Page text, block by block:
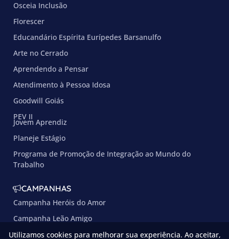
Osceia Inclusão
Florescer
Educandário Espírita Eurípedes Barsanulfo
Arte no Cerrado
Aprendendo a Pensar
Atendimento à Pessoa Idosa
Goodwill Goiás
PEV II
Jovem Aprendiz
Planeje Estágio
Programa de Promoção de Integração ao Mundo do
Trabalho
CAMPANHAS
Campanha Heróis do Amor
Campanha Leão Amigo
Utilizamos cookies para melhorar sua experiência. Ao aceitar,